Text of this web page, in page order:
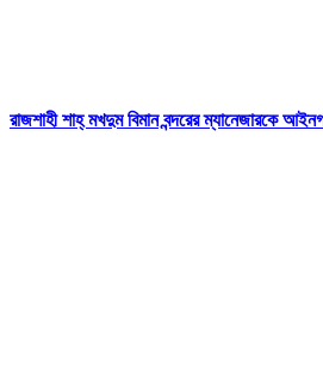
রাজশাহী শাহ্ মখদুম বিমান বন্দরের ম্যানেজারকে